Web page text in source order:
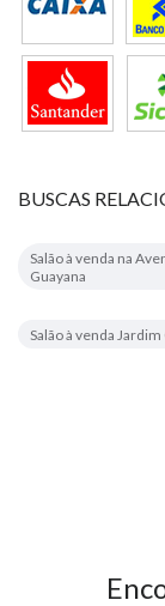
BUSCAS
Salão à venda na
Guayana
Salão à venda Jardim